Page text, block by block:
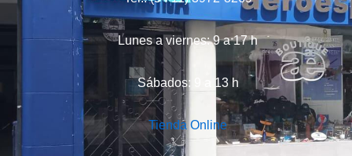
Lunes a viernes: 9 a 17 h
Sábados: 9 a 13 h
Tienda Online